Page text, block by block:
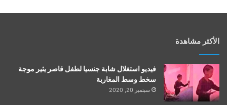
الأكثر مشاهدة
فيديو استغلال شابة جنسيا لطفل قاصر يثير موجة
سخط وسط المغاربة
سبتمبر 20, 2020